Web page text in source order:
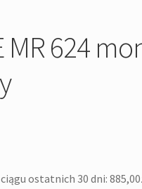
MR 624
ostatnich 30 dni: 885,00